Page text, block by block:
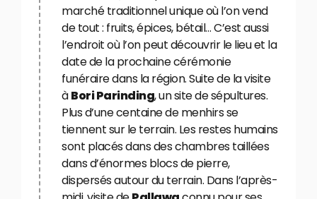
marché traditionnel unique où l’on vend
de tout : fruits, épices, bétail… C’est aussi
l’endroit où l’on peut découvrir le lieu et la
date de la prochaine cérémonie
funéraire dans la région. Suite de la visite
àBori Parinding, un site de sépultures.
Plus d’une centaine de menhirs se
tiennent sur le terrain. Les restes humains
sont placés dans des chambres taillées
dans d’énormes blocs de pierre,
dispersés autour du terrain. Dans l’après-